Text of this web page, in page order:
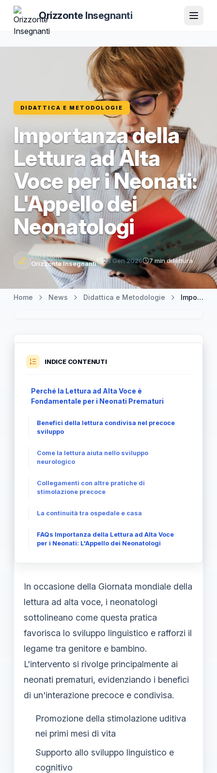
Orizzonte Insegnanti
DIDATTICA E METODOLOGIE
Importanza della
Lettura ad Alta
Voce per i Neonati:
L'Appello dei
Neonatologi
REDAZIONE
Orizzonte Insegnanti 28 Gen 2026 7 min di lettura
Home News Didattica e Metodologie Importanza della Lettura ad Alta Voce per i Neonati: L'Appello dei Neonatologi
INDICE CONTENUTI
Perché la Lettura ad Alta Voce è
Fondamentale per i Neonati Prematuri
Benefici della lettura condivisa nel precoce
sviluppo
Come la lettura aiuta nello sviluppo
neurologico
Collegamenti con altre pratiche di
stimolazione precoce
La continuità tra ospedale e casa
FAQs Importanza della Lettura ad Alta Voce
per i Neonati: L'Appello dei Neonatologi
In occasione della Giornata mondiale della
lettura ad alta voce, i neonatologi
sottolineano come questa pratica
favorisca lo sviluppo linguistico e rafforzi il
legame tra genitore e bambino.
L'intervento si rivolge principalmente ai
neonati prematuri, evidenziando i benefici
di un'interazione precoce e condivisa.
Promozione della stimolazione uditiva
nei primi mesi di vita
Supporto allo sviluppo linguistico e
cognitivo